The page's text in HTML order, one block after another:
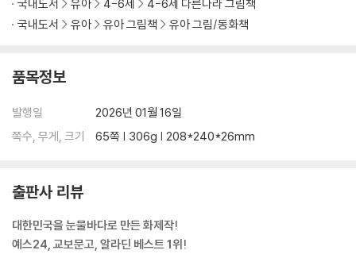
국내도서 유아 4-6세
4-6세 다른나라 그림책
국내도서
유아 유아 그림책 유아 그림/동화책
품목정보
발행일
2026년 01월 16일
쪽수, 무게, 크기
65쪽 | 306g | 208*240*26mm
출판사 리뷰
대한민국을 눈물바다로 만든 화제작!
예스24, 교보문고, 알라딘 베스트 1위!